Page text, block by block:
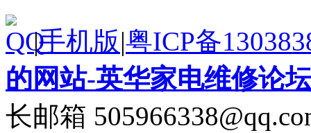
|手机版|粤ICP备
的网站-英华家电维修论
长邮箱